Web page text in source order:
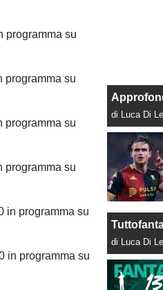
su
su
su
su
programma su
programma su
di Luca Di
di Luca Di